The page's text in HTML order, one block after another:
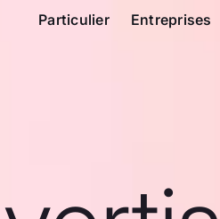
Particulier Entreprises